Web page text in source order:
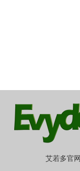
艾若多官网